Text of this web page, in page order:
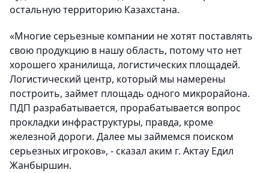
остальную территорию Казахстана.
«Многие серьезные компании не хотят поставлять
свою продукцию в нашу область, потому что нет
хорошего хранилища, логистических площадей.
Логистический центр, который мы намерены
построить, займет площадь одного микрорайона.
ПДП разрабатывается, прорабатывается вопрос
прокладки инфраструктуры, правда, кроме
железной дороги. Далее мы займемся поиском
серьезных игроков», - сказал аким г. Актау Едил
Жанбыршин.